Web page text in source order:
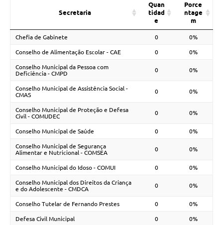
Secretaria
Quan
tidad
e
Porce
ntage
m
Chefia de Gabinete 0 0%
Conselho de Alimentação Escolar - CAE 0 0%
Conselho Municipal da Pessoa com
Deficiência - CMPD
0 0%
Conselho Municipal de Assistência Social -
CMAS
0 0%
Conselho Municipal de Proteção e Defesa
Civil - COMUDEC
0 0%
Conselho Municipal de Saúde 0 0%
Conselho Municipal de Segurança
Alimentar e Nutricional - COMSEA
0 0%
Conselho Municipal do Idoso - COMUI 0 0%
Conselho Municipal dos Direitos da Criança
e do Adolescente - CMDCA
0 0%
Conselho Tutelar de Fernando Prestes 0 0%
Defesa Civil Municipal 0 0%